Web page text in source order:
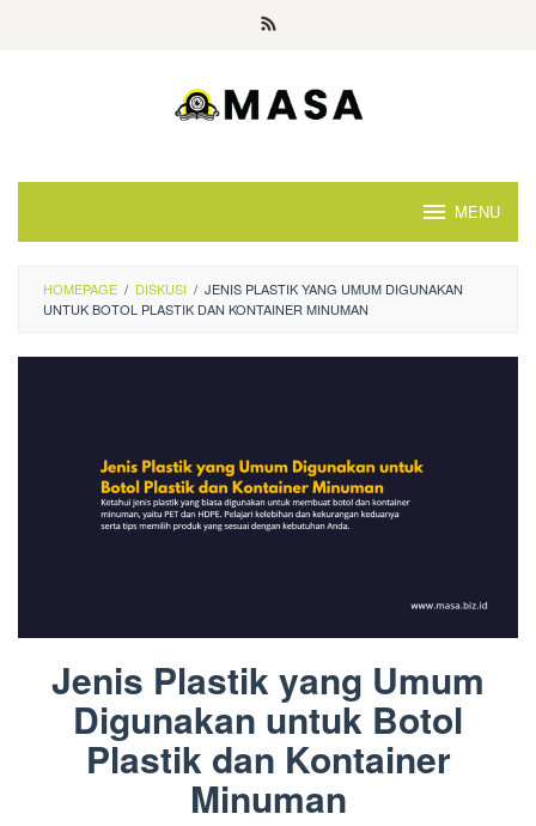
MENU
HOMEPAGE / DISKUSI / JENIS PLASTIK YANG UMUM DIGUNAKAN
UNTUK BOTOL PLASTIK DAN KONTAINER MINUMAN
Jenis Plastik yang Umum
Digunakan untuk Botol
Plastik dan Kontainer
Minuman